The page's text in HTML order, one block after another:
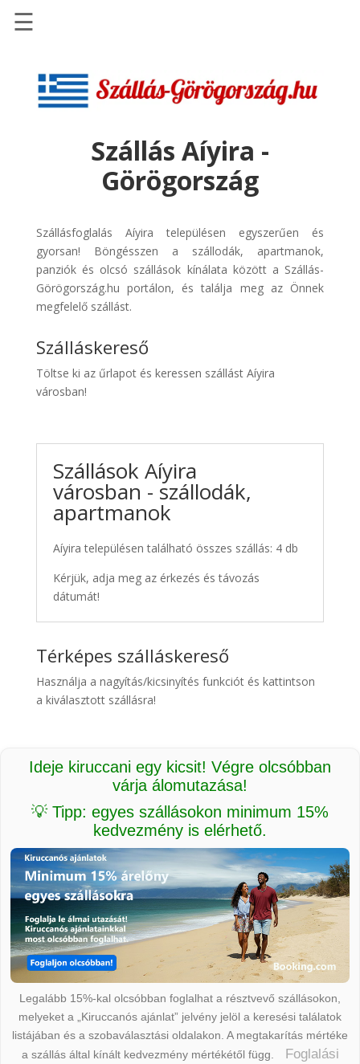
Szállások
Repülőjegy
pénzvisszatérítéssel
Discover
Cars
Transzfer
Kiwi
Taxi
☰
Szállás Aíyira -
Görögország
Szállásfoglalás Aíyira településen egyszerűen és
gyorsan! Böngésszen a szállodák, apartmanok,
panziók és olcsó szállások kínálata között a Szállás-
Görögország.hu portálon, és találja meg az Önnek
megfelelő szállást.
Szálláskereső
Töltse ki az űrlapot és keressen szállást Aíyira
városban!
Szállások Aíyira
városban - szállodák,
apartmanok
Aíyira településen található összes szállás: 4 db
Kérjük, adja meg az érkezés és távozás
dátumát!
Térképes szálláskereső
Használja a nagyítás/kicsinyítés funkciót és kattintson
a kiválasztott szállásra!
Ideje kiruccani egy kicsit! Végre olcsóbban
várja álomutazása!
💡 Tipp: egyes szállásokon minimum 15%
kedvezmény is elérhető.
Legalább 15%-kal olcsóbban foglalhat a résztvevő szállásokon,
melyeket a „Kiruccanós ajánlat” jelvény jelöl a keresési találatok
listájában és a szobaválasztási oldalakon. A megtakarítás mértéke
a szállás által kínált kedvezmény mértékétől függ.
Foglalási